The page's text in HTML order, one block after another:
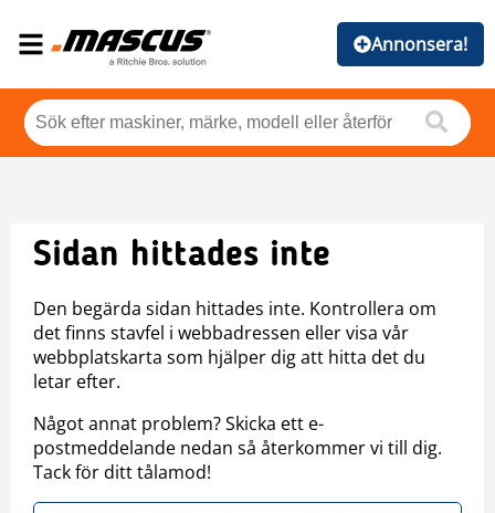
Annonsera!
Sidan hittades inte
Den begärda sidan hittades inte. Kontrollera om
det finns stavfel i webbadressen eller visa vår
webbplatskarta som hjälper dig att hitta det du
letar efter.
Något annat problem? Skicka ett e-
postmeddelande nedan så återkommer vi till dig.
Tack för ditt tålamod!